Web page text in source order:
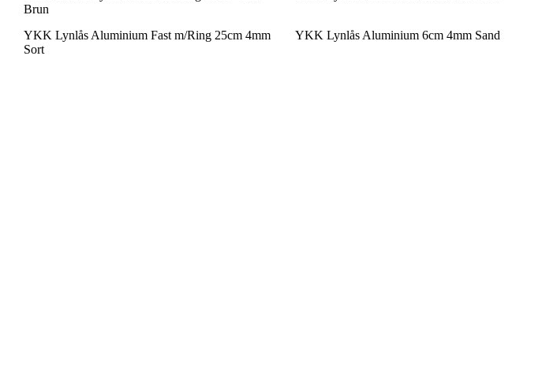
Brun
YKK Lynlås Aluminium Fast m/Ring 25cm 4mm
Sort
YKK Lynlås Aluminium 6cm 4mm Sand